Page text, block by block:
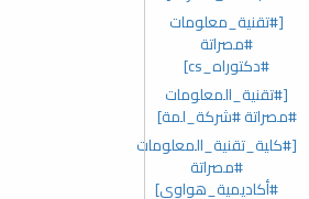
[#تقنية_معلومات
#مصراتة
#دكتوراه_cs]
[#تقنية_المعلومات
#مصراتة #شركة_لمة]
[#كلية_تقنية_المعلومات
#مصراتة
#أكاديمية_هواوي]